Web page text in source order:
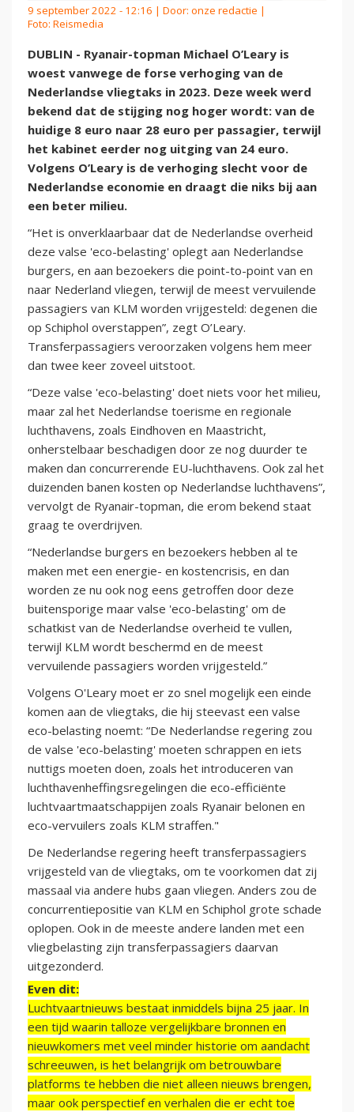
9 september 2022 - 12:16 | Door: onze redactie |
Foto: Reismedia
DUBLIN - Ryanair-topman Michael O’Leary is
woest vanwege de forse verhoging van de
Nederlandse vliegtaks in 2023. Deze week werd
bekend dat de stijging nog hoger wordt: van de
huidige 8 euro naar 28 euro per passagier, terwijl
het kabinet eerder nog uitging van 24 euro.
Volgens O’Leary is de verhoging slecht voor de
Nederlandse economie en draagt die niks bij aan
een beter milieu.
“Het is onverklaarbaar dat de Nederlandse overheid
deze valse 'eco-belasting' oplegt aan Nederlandse
burgers, en aan bezoekers die point-to-point van en
naar Nederland vliegen, terwijl de meest vervuilende
passagiers van KLM worden vrijgesteld: degenen die
op Schiphol overstappen”, zegt O’Leary.
Transferpassagiers veroorzaken volgens hem meer
dan twee keer zoveel uitstoot.
“Deze valse 'eco-belasting' doet niets voor het milieu,
maar zal het Nederlandse toerisme en regionale
luchthavens, zoals Eindhoven en Maastricht,
onherstelbaar beschadigen door ze nog duurder te
maken dan concurrerende EU-luchthavens. Ook zal het
duizenden banen kosten op Nederlandse luchthavens”,
vervolgt de Ryanair-topman, die erom bekend staat
graag te overdrijven.
“Nederlandse burgers en bezoekers hebben al te
maken met een energie- en kostencrisis, en dan
worden ze nu ook nog eens getroffen door deze
buitensporige maar valse 'eco-belasting' om de
schatkist van de Nederlandse overheid te vullen,
terwijl KLM wordt beschermd en de meest
vervuilende passagiers worden vrijgesteld.”
Volgens O'Leary moet er zo snel mogelijk een einde
komen aan de vliegtaks, die hij steevast een valse
eco-belasting noemt: “De Nederlandse regering zou
de valse 'eco-belasting' moeten schrappen en iets
nuttigs moeten doen, zoals het introduceren van
luchthavenheffingsregelingen die eco-efficiënte
luchtvaartmaatschappijen zoals Ryanair belonen en
eco-vervuilers zoals KLM straffen."
De Nederlandse regering heeft transferpassagiers
vrijgesteld van de vliegtaks, om te voorkomen dat zij
massaal via andere hubs gaan vliegen. Anders zou de
concurrentiepositie van KLM en Schiphol grote schade
oplopen. Ook in de meeste andere landen met een
vliegbelasting zijn transferpassagiers daarvan
uitgezonderd.
Even dit:
Luchtvaartnieuws bestaat inmiddels bijna 25 jaar. In
een tijd waarin talloze vergelijkbare bronnen en
nieuwkomers met veel minder historie om aandacht
schreeuwen, is het belangrijk om betrouwbare
platforms te hebben die niet alleen nieuws brengen,
maar ook perspectief en verhalen die er echt toe